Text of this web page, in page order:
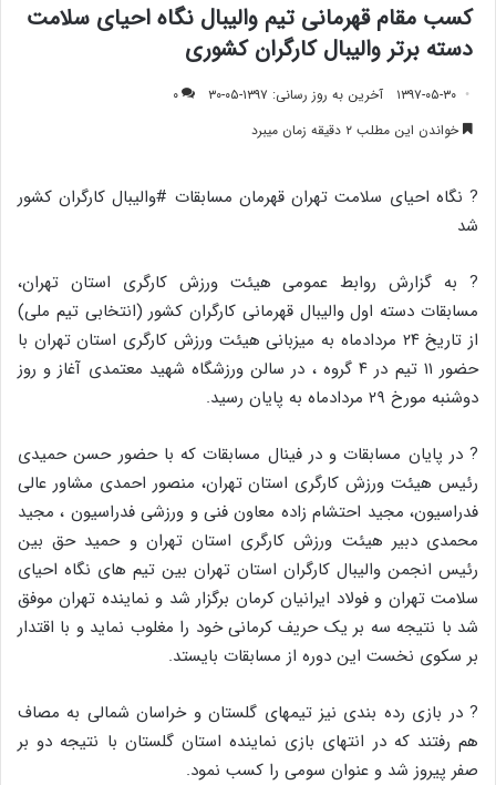
کسب مقام قهرمانی تیم والیبال نگاه احیای سلامت
دسته برتر والیبال کارگران کشوری
۱۳۹۷-۰۵-۳۰ آخرین به روز رسانی: ۱۳۹۷-۰۵-۳۰
۰
خواندن این مطلب ۲ دقیقه زمان میبرد
? نگاه احیای سلامت تهران قهرمان مسابقات #والیبال کارگران کشور
شد
? به گزارش روابط عمومی هیئت ورزش کارگری استان تهران،
مسابقات دسته اول والیبال قهرمانی کارگران کشور (انتخابی تیم ملی)
از تاریخ ۲۴ مردادماه به میزبانی هیئت ورزش کارگری استان تهران با
حضور ۱۱ تیم در ۴ گروه ، در سالن ورزشگاه شهید معتمدی آغاز و روز
دوشنبه مورخ ۲۹ مردادماه به پایان رسید.
? در پایان مسابقات و در فینال مسابقات که با حضور حسن حمیدی
رئیس هیئت ورزش کارگری استان تهران، منصور احمدی مشاور عالی
فدراسیون، مجید احتشام زاده معاون فنی و ورزشی فدراسیون ، مجید
محمدی دبیر هیئت ورزش کارگری استان تهران و حمید حق بین
رئیس انجمن والیبال کارگران استان تهران بین تیم های نگاه احیای
سلامت تهران و فولاد ایرانیان کرمان برگزار شد و نماینده تهران موفق
شد با نتیجه سه بر یک حریف کرمانی خود را مغلوب نماید و با اقتدار
بر سکوی نخست این دوره از مسابقات بایستد.
? در بازی رده بندی نیز تیمهای گلستان و خراسان شمالی به مصاف
هم رفتند که در انتهای بازی نماینده استان گلستان با نتیجه دو بر
صفر پیروز شد و عنوان سومی را کسب نمود.